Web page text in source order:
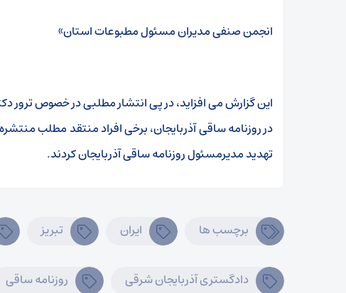
انجمن صنفی مدیران مسئول مطبوعات استان»
این گزارش می افزاید، در پی انتشار مطلبی در خصوص
در روزنامه ساقی آذربایجان، برخی افراد منتقد مطلب
تهدید مدیرمسئول روزنامه ساقی آذربایجان کردند.
برچسب ها ایران تبریز
دادگستری آذربایجان شرقی روزنامه ساقی